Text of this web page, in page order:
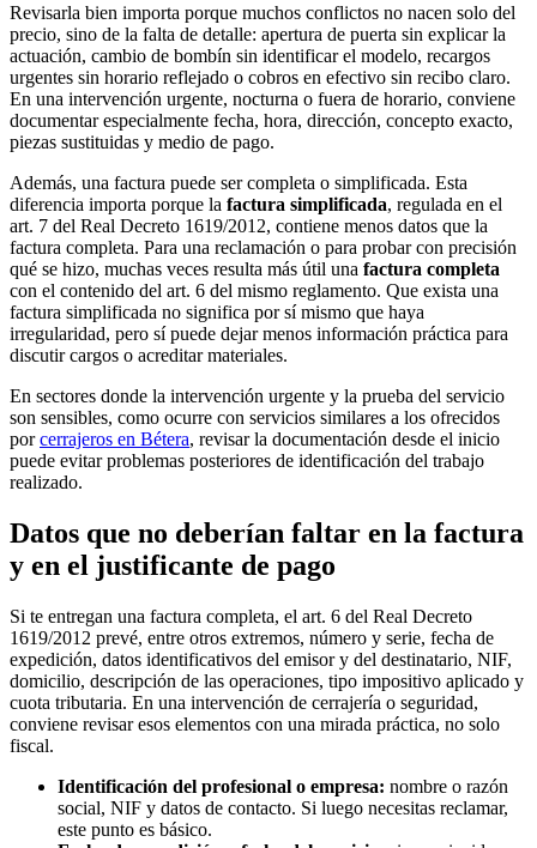
Revisarla bien importa porque muchos conflictos no nacen solo del
precio, sino de la falta de detalle: apertura de puerta sin explicar la
actuación, cambio de bombín sin identificar el modelo, recargos
urgentes sin horario reflejado o cobros en efectivo sin recibo claro.
En una intervención urgente, nocturna o fuera de horario, conviene
documentar especialmente fecha, hora, dirección, concepto exacto,
piezas sustituidas y medio de pago.
Además, una factura puede ser completa o simplificada. Esta
diferencia importa porque la factura simplificada, regulada en el
art. 7 del Real Decreto 1619/2012, contiene menos datos que la
factura completa. Para una reclamación o para probar con precisión
qué se hizo, muchas veces resulta más útil una factura completa
con el contenido del art. 6 del mismo reglamento. Que exista una
factura simplificada no significa por sí mismo que haya
irregularidad, pero sí puede dejar menos información práctica para
discutir cargos o acreditar materiales.
En sectores donde la intervención urgente y la prueba del servicio
son sensibles, como ocurre con servicios similares a los ofrecidos
porcerrajeros en Bétera, revisar la documentación desde el inicio
puede evitar problemas posteriores de identificación del trabajo
realizado.
Datos que no deberían faltar en la factura
y en el justificante de pago
Si te entregan una factura completa, el art. 6 del Real Decreto
1619/2012 prevé, entre otros extremos, número y serie, fecha de
expedición, datos identificativos del emisor y del destinatario, NIF,
domicilio, descripción de las operaciones, tipo impositivo aplicado y
cuota tributaria. En una intervención de cerrajería o seguridad,
conviene revisar esos elementos con una mirada práctica, no solo
fiscal.
Identificación del profesional o empresa: nombre o razón
social, NIF y datos de contacto. Si luego necesitas reclamar,
este punto es básico.